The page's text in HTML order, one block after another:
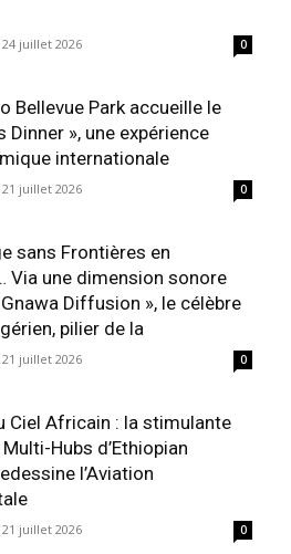
24 juillet 2026 0
Bellevue Park accueille le
Dinner », une expérience
internationale
21 juillet 2026 0
sans Frontières en
Via une dimension sonore
Diffusion », le célèbre
pilier de la
21 juillet 2026 0
Ciel Africain : la stimulante
Hubs d’Ethiopian
l’Aviation
21 juillet 2026 0